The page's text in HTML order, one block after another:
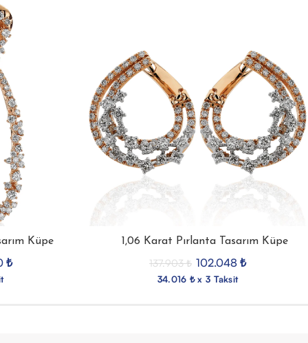
Küpe
₺
1,06 Karat Pırlanta Tasarım Küpe
137.903₺ 102.048 ₺
34.016 ₺ x 3 Taksit